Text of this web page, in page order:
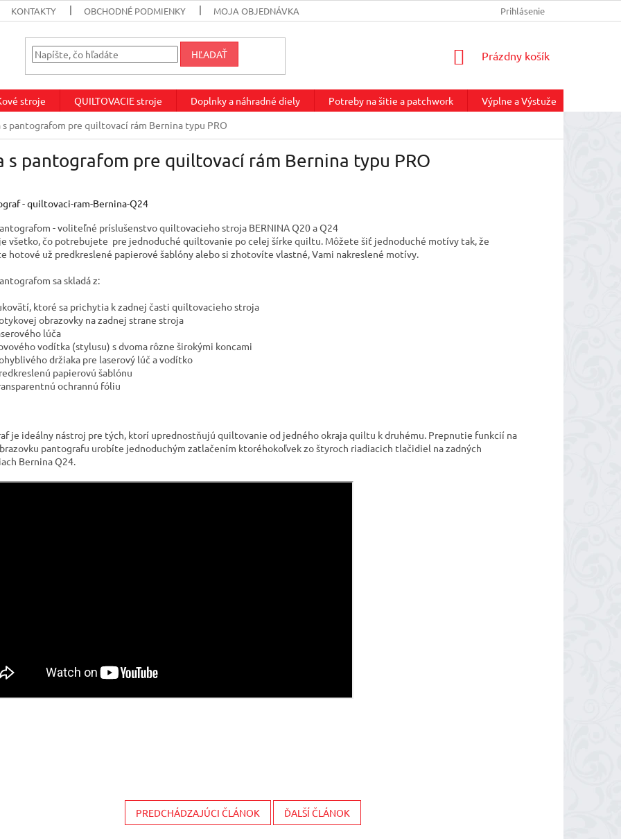
KONTAKTY OBCHODNÉ PODMIENKY MOJA OBJEDNÁVKA REKLAMAČNÝ PORIADOK
Prihlásenie
HĽADAŤ
NÁKUPNÝ
Prázdny košík
stroje QUILTOVACIE stroje Doplnky a náhradné diely Potreby na šitie a patchwork Výplne a Výstuže
s pantografom pre quiltovací rám Bernina typu PRO
s pantografom pre quiltovací rám Bernina typu PRO
- voliteľné príslušenstvo quiltovacieho stroja BERNINA Q20 a Q24
všetko, čo potrebujete pre jednoduché quiltovanie po celej šírke quiltu. Môžete šiť jednoduché motívy tak, že
hotové už predkreslené papierové šablóny alebo si zhotovíte vlastné, Vami nakreslené motívy.
sa skladá z:
ktoré sa prichytia k zadnej časti quiltovacieho stroja
obrazovky na zadnej strane stroja
lúča
vodítka (stylusu) s dvoma rôzne širokými koncami
držiaka pre laserový lúč a vodítko
papierovú šablónu
ochrannú fóliu
je ideálny nástroj pre tých, ktorí uprednostňujú quiltovanie od jedného okraja quiltu k druhému. Prepnutie funkcií na
pantografu urobíte jednoduchým zatlačením ktoréhokoľvek zo štyroch riadiacich tlačidiel na zadných
Bernina Q24.
PREDCHÁDZAJÚCI ČLÁNOK ĎALŠÍ ČLÁNOK